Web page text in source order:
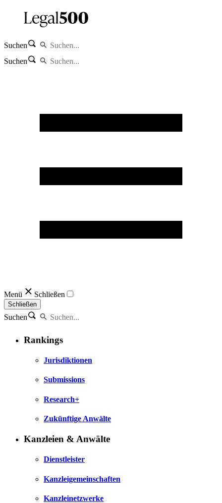
Suchen
Suchen
Menü Schließen
Schließen
Suchen
Rankings
Jurisdiktionen
Submissions
Research+
Zukünftige Anwälte
Kanzleien & Anwälte
Dienstleister
Kanzleigemeinschaften
Kanzleinetzwerke